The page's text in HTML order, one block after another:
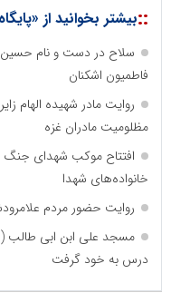
::بیشتر بخوانید از
سلاح در دست و نام
فاطمیون اشکنان
روایت مادر شهیده الهام
مظلومیت مادران غزه
افتتاح موکب شهدای جنگ
خانواده‌های شهدا
روایت حضور مردم
مسجد علی ابن ابی طالب
درس به خود گرفت